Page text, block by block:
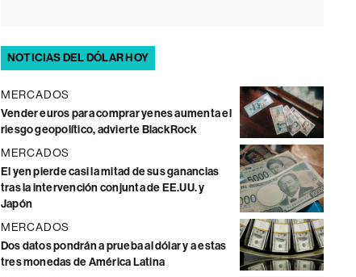
NOTICIAS DEL DÓLAR HOY
MERCADOS
Vender euros para comprar yenes aumenta el
riesgo geopolítico, advierte BlackRock
MERCADOS
El yen pierde casi la mitad de sus ganancias
tras la intervención conjunta de EE.UU. y
Japón
MERCADOS
Dos datos pondrán a prueba al dólar y a estas
tres monedas de América Latina